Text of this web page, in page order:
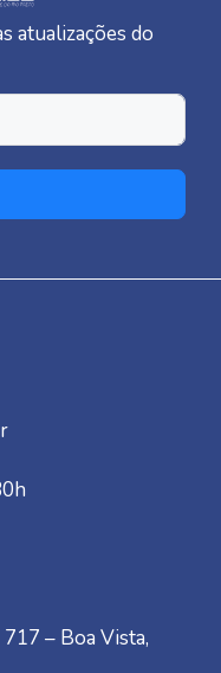
atualizações do
– Boa Vista,